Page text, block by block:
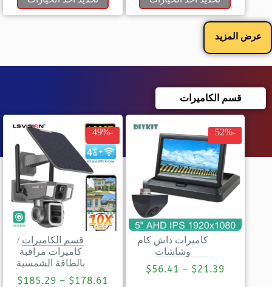
عرض المزيد
قسم الكاميرات
-52%
كاميرات داش كام
وشاشات
$21.39
–
$56.41
-49%
قسم الكاميرات /
كاميرات مراقبة
بالطاقة الشمسية
$178.61
–
$185.29